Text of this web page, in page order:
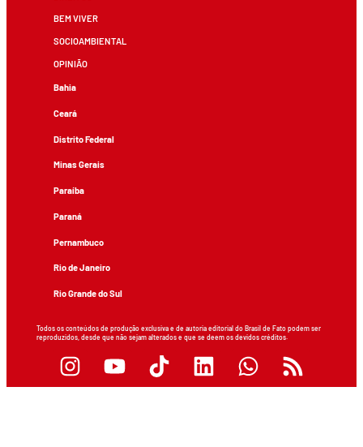
BEM VIVER
SOCIOAMBIENTAL
OPINIÃO
Bahia
Ceará
Distrito Federal
Minas Gerais
Paraíba
Paraná
Pernambuco
Rio de Janeiro
Rio Grande do Sul
Todos os conteúdos de produção exclusiva e de autoria editorial do Brasil de Fato podem ser
reproduzidos, desde que não sejam alterados e que se deem os devidos créditos.